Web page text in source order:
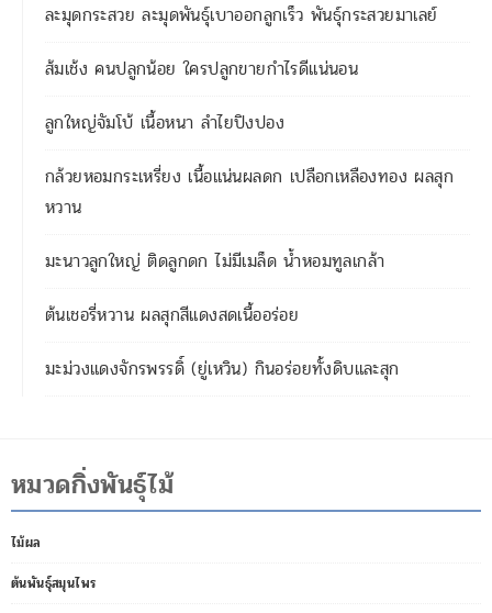
ละมุดกระสวย ละมุดพันธุ์เบาออกลูกเร็ว พันธุ์กระสวยมาเลย์
ส้มเช้ง คนปลูกน้อย ใครปลูกขายกำไรดีแน่นอน
ลูกใหญ่จัมโบ้ เนื้อหนา ลำไยปิงปอง
กล้วยหอมกระเหรี่ยง เนื้อแน่นผลดก เปลือกเหลืองทอง ผลสุก
หวาน
มะนาวลูกใหญ่ ติดลูกดก ไม่มีเมล็ด น้ำหอมทูลเกล้า
ต้นเชอรี่หวาน ผลสุกสีแดงสดเนื้ออร่อย
มะม่วงแดงจักรพรรดิ์ (ยู่เหวิน) กินอร่อยทั้งดิบและสุก
หมวดกิ่งพันธุ์ไม้
ไม้ผล
ต้นพันธุ์สมุนไพร